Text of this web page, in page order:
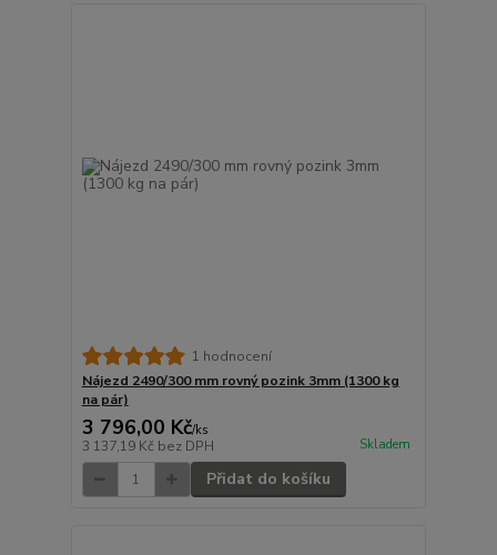
1 hodnocení
Nájezd 2490/300 mm rovný pozink 3mm (1300 kg
na pár)
3 796,00 Kč/ks
3 137,19 Kč bez DPH Skladem
Přidat do košíku